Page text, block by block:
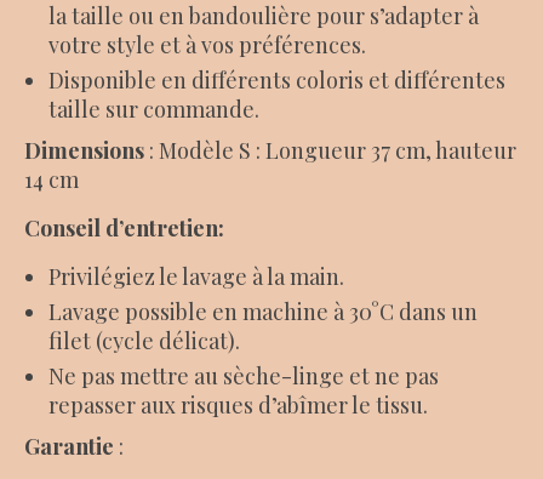
la taille ou en bandoulière pour s’adapter à
votre style et à vos préférences.
Disponible en différents coloris et différentes
taille sur commande.
Dimensions : Modèle S : Longueur 37 cm, hauteur
14 cm
Conseil d’entretien:
Privilégiez le lavage à la main.
Lavage possible en machine à 30°C dans un
filet (cycle délicat).
Ne pas mettre au sèche-linge et ne pas
repasser aux risques d’abîmer le tissu.
Garantie :